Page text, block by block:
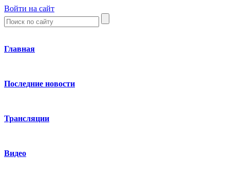
Войти на сайт
Главная
Последние новости
Трансляции
Видео